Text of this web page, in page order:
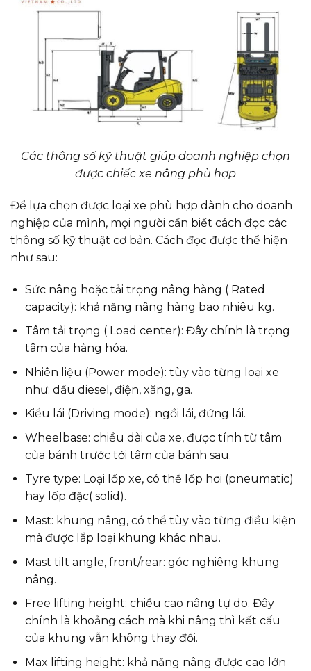
Các thông số kỹ thuật giúp doanh nghiệp chọn
được chiếc xe nâng phù hợp
Để lựa chọn được loại xe phù hợp dành cho doanh
nghiệp của mình, mọi người cần biết cách đọc các
thông số kỹ thuật cơ bản. Cách đọc được thể hiện
như sau:
Sức nâng hoặc tải trọng nâng hàng ( Rated
capacity): khả năng nâng hàng bao nhiêu kg.
Tâm tải trọng ( Load center): Đây chính là trọng
tâm của hàng hóa.
Nhiên liệu (Power mode): tùy vào từng loại xe
như: dầu diesel, điện, xăng, ga.
Kiểu lái (Driving mode): ngồi lái, đứng lái.
Wheelbase: chiều dài của xe, được tính từ tâm
của bánh trước tới tâm của bánh sau.
Tyre type: Loại lốp xe, có thể lốp hơi (pneumatic)
hay lốp đặc( solid).
Mast: khung nâng, có thể tùy vào từng điều kiện
mà được lắp loại khung khác nhau.
Mast tilt angle, front/rear: góc nghiêng khung
nâng.
Free lifting height: chiều cao nâng tự do. Đây
chính là khoảng cách mà khi nâng thì kết cấu
của khung vẫn không thay đổi.
Max lifting height: khả năng nâng được cao lớn